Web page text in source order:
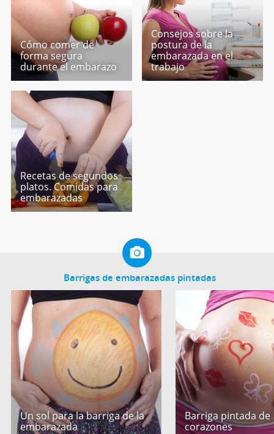
Cómo comer de
forma segura
durante el embarazo
Consejos sobre la
postura de la
embarazada en el
trabajo
Recetas de segundos
platos. Comidas para
embarazadas
Barrigas de embarazadas pintadas
Un sol para la barriga de la
embarazada
Barriga pintada de
corazones